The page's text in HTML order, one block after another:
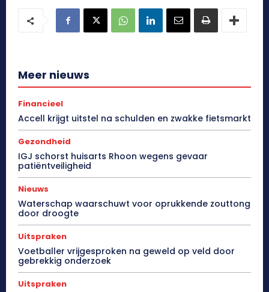
Meer nieuws
Financieel
Accell krijgt uitstel na schulden en zwakke fietsmarkt
Gezondheid
IGJ schorst huisarts Rhoon wegens gevaar
patiëntveiligheid
Nieuws
Waterschap waarschuwt voor oprukkende zouttong
door droogte
Uitspraken
Voetballer vrijgesproken na geweld op veld door
gebrekkig onderzoek
Uitspraken